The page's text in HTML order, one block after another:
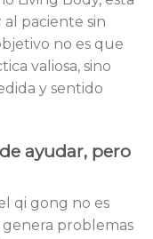
al paciente sin
no es que
valiosa, sino
y sentido
ayudar, pero
qi gong no es
problemas